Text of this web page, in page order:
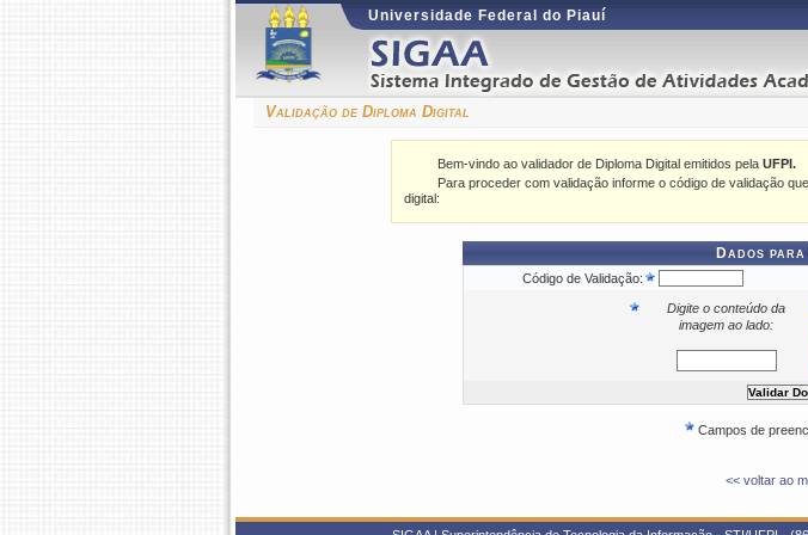
Universidade Federal do Piauí
Validação de Diploma Digital
Bem-vindo ao validador de Diploma Digital emitidos pela UFPI.
Para proceder com validação informe o código de validação
digital:
Dados
Código de Validação:
Digite o conteúdo da
imagem ao lado:
Campos de
<< voltar ao